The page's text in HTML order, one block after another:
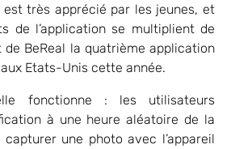
très apprécié par les jeunes, et
de l’application se multiplient de
BeReal la quatrième application
Etats-Unis cette année.
fonctionne : les utilisateurs
à une heure aléatoire de la
une photo avec l’appareil